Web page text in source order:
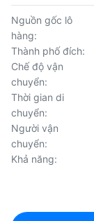
Nguồn gốc lô
hàng:
Thành phố đích:
Chế độ vận
chuyển:
Thời gian di
chuyển:
Người vận
chuyển:
Khả năng: